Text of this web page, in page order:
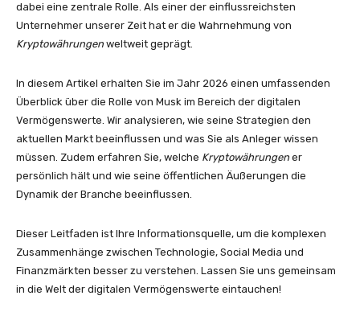
dabei eine zentrale Rolle. Als einer der einflussreichsten
Unternehmer unserer Zeit hat er die Wahrnehmung von
Kryptowährungen weltweit geprägt.
In diesem Artikel erhalten Sie im Jahr 2026 einen umfassenden
Überblick über die Rolle von Musk im Bereich der digitalen
Vermögenswerte. Wir analysieren, wie seine Strategien den
aktuellen Markt beeinflussen und was Sie als Anleger wissen
müssen. Zudem erfahren Sie, welche Kryptowährungen er
persönlich hält und wie seine öffentlichen Äußerungen die
Dynamik der Branche beeinflussen.
Dieser Leitfaden ist Ihre Informationsquelle, um die komplexen
Zusammenhänge zwischen Technologie, Social Media und
Finanzmärkten besser zu verstehen. Lassen Sie uns gemeinsam
in die Welt der digitalen Vermögenswerte eintauchen!